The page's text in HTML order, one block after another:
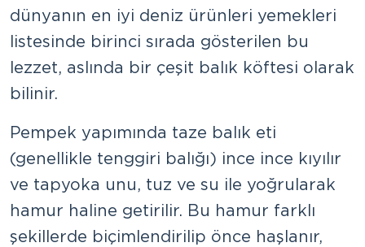
dünyanın en iyi deniz ürünleri yemekleri
listesinde birinci sırada gösterilen bu
lezzet, aslında bir çeşit balık köftesi olarak
bilinir.
Pempek yapımında taze balık eti
(genellikle tenggiri balığı) ince ince kıyılır
ve tapyoka unu, tuz ve su ile yoğrularak
hamur haline getirilir. Bu hamur farklı
şekillerde biçimlendirilip önce haşlanır,